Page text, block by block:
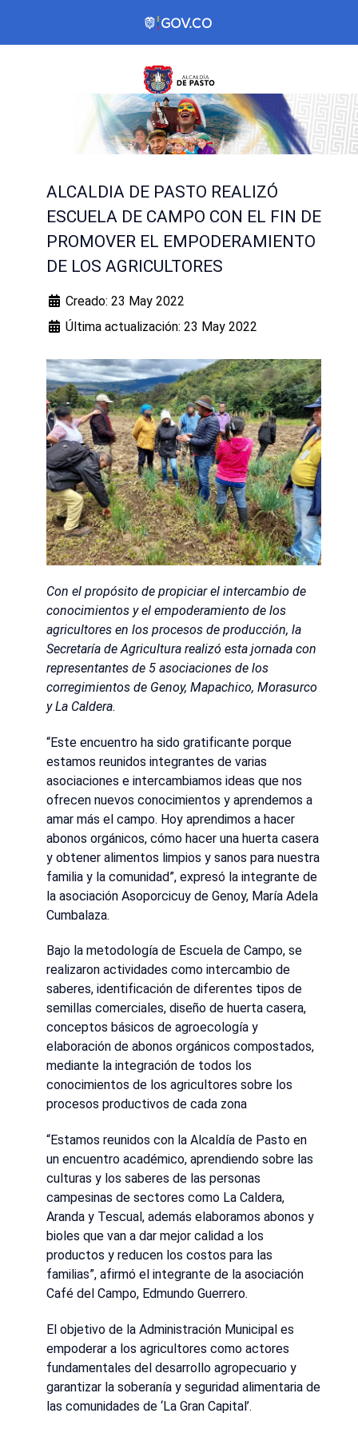
ALCALDIA DE PASTO REALIZÓ
ESCUELA DE CAMPO CON EL FIN DE
PROMOVER EL EMPODERAMIENTO
DE LOS AGRICULTORES
Creado: 23 May 2022
Última actualización: 23 May 2022
Con el propósito de propiciar el intercambio de
conocimientos y el empoderamiento de los
agricultores en los procesos de producción, la
Secretaría de Agricultura realizó esta jornada con
representantes de 5 asociaciones de los
corregimientos de Genoy, Mapachico, Morasurco
y La Caldera.
“Este encuentro ha sido gratificante porque
estamos reunidos integrantes de varias
asociaciones e intercambiamos ideas que nos
ofrecen nuevos conocimientos y aprendemos a
amar más el campo. Hoy aprendimos a hacer
abonos orgánicos, cómo hacer una huerta casera
y obtener alimentos limpios y sanos para nuestra
familia y la comunidad”, expresó la integrante de
la asociación Asoporcicuy de Genoy, María Adela
Cumbalaza.
Bajo la metodología de Escuela de Campo, se
realizaron actividades como intercambio de
saberes, identificación de diferentes tipos de
semillas comerciales, diseño de huerta casera,
conceptos básicos de agroecología y
elaboración de abonos orgánicos compostados,
mediante la integración de todos los
conocimientos de los agricultores sobre los
procesos productivos de cada zona
“Estamos reunidos con la Alcaldía de Pasto en
un encuentro académico, aprendiendo sobre las
culturas y los saberes de las personas
campesinas de sectores como La Caldera,
Aranda y Tescual, además elaboramos abonos y
bioles que van a dar mejor calidad a los
productos y reducen los costos para las
familias”, afirmó el integrante de la asociación
Café del Campo, Edmundo Guerrero.
El objetivo de la Administración Municipal es
empoderar a los agricultores como actores
fundamentales del desarrollo agropecuario y
garantizar la soberanía y seguridad alimentaria de
las comunidades de ‘La Gran Capital’.